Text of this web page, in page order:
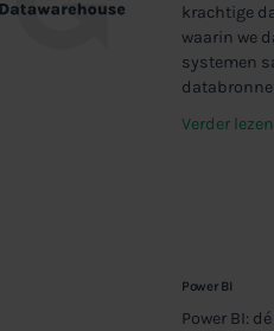
krachtige
waarin we
systemen
Verder lezen
Power BI
Power BI: